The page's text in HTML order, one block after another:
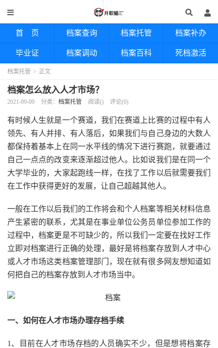
首 页 档案查询 档案托管 档案补办
毕业证 档案调动 档案百科 死档激活
档案托管 > 正文
档案怎么放入人才市场？
2021-09-09 分类： 档案托管 阅读() 评论(0)
有时候人生就是一个赛道，我们在赛道上比赛的过程中有人
领先、有人并排、有人落后，如果我们与自己身边的大数人
都保持着基本上在同一水平线的情况下进行赛跑，就要通过
自己一点点的改变来逐渐超过他人。比如说我们是在同一个
大学毕业的，大家起跑线一样，在找了工作以后就需要我们
在工作中获得更好的发展，让自己超越其他人。
一般在工作以后我们的工作将会和个人档案等相关材料信息
产生紧密的联系，尤其是在事业单位公务员单位参加工作的
过程中，档案更是不可缺少的，所以我们一定要在找好工作
立即对档案进行正确的处理，最好是将档案存放到人才中心
或人才市场这类档案管理部门，现在就有很多网友想知道如
何把自己的档案存放到人才市场当中。
一、如何在人才市场办理存档手续
1、目前在人才市场存档的人员确实不少，但是想将档案存